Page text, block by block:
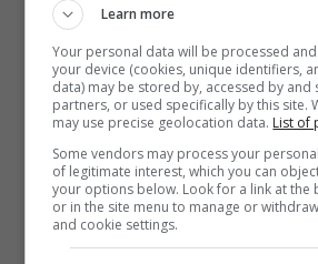
conservazione. Il riso basmati
prodotto dall’azienda Umer
ed è stato richiamato in
invece l’altra questione
ufficiale.
Learn more
Your personal data will be processed
your device (cookies, unique identifiers,
data) may be stored by, accessed by and
partners, or used specifically by this site.
may use precise geolocation data. List of
Some vendors may process your
of legitimate interest, which you can
your options below. Look for a link at the
or in the site menu to manage or
and cookie settings.